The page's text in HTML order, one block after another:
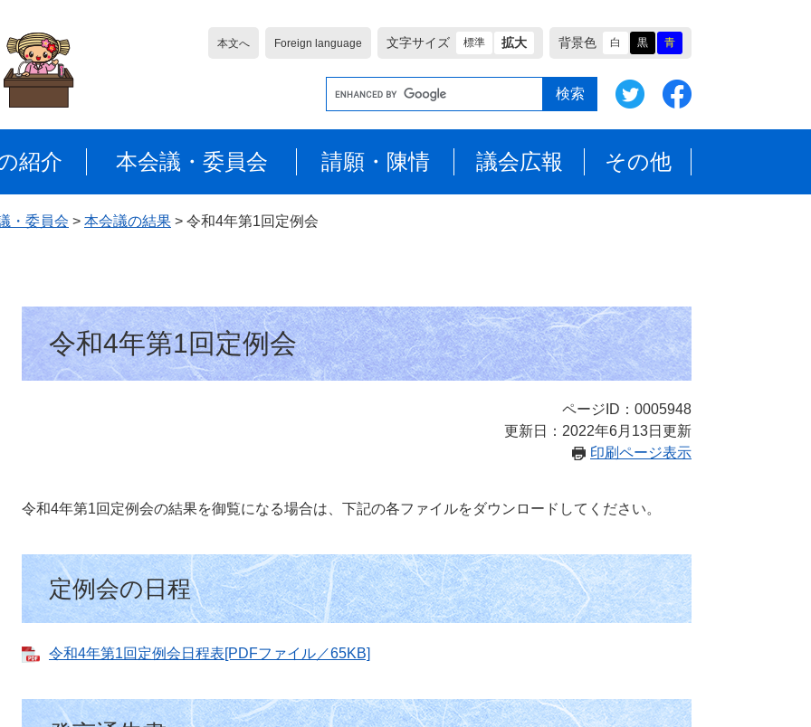
本文へ Foreign language 文字サイズ 標準 拡大 背景色 白 黒 青
G
o
o
g
l
e
検
索
紹介 本会議・委員会 請願・陳情 議会広報 その他
・委員会 > 本会議の結果 > 令和4年第1回定例会
文
令和4年第1回定例会
ページID：0005948
更新日：2022年6月13日更新
印刷ページ表示
令和4年第1回定例会の結果を御覧になる場合は、下記の各ファイルをダウンロードしてください。
定例会の日程
令和4年第1回定例会日程表[PDFファイル／65KB]